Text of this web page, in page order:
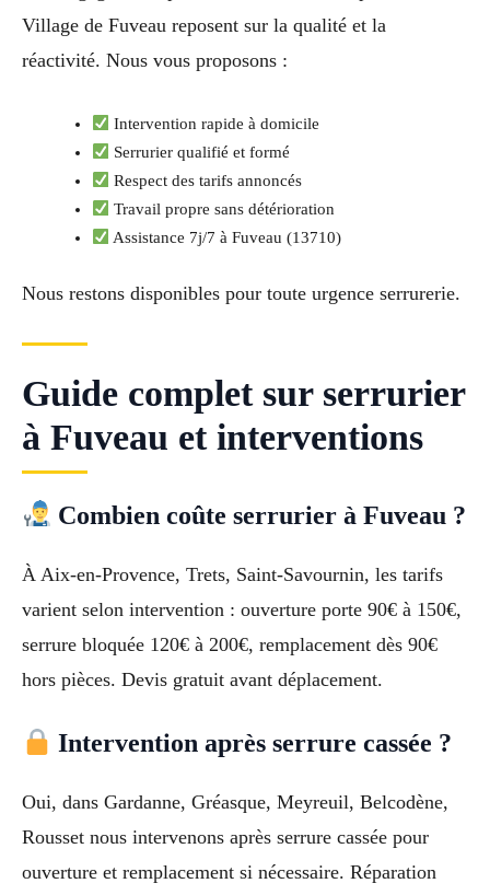
Village de Fuveau reposent sur la qualité et la
réactivité. Nous vous proposons :
Intervention rapide à domicile
Serrurier qualifié et formé
Respect des tarifs annoncés
Travail propre sans détérioration
Assistance 7j/7 à Fuveau (13710)
Nous restons disponibles pour toute urgence serrurerie.
Guide complet sur serrurier
à Fuveau et interventions
Combien coûte serrurier à Fuveau ?
À Aix-en-Provence, Trets, Saint-Savournin, les tarifs
varient selon intervention : ouverture porte 90€ à 150€,
serrure bloquée 120€ à 200€, remplacement dès 90€
hors pièces. Devis gratuit avant déplacement.
Intervention après serrure cassée ?
Oui, dans Gardanne, Gréasque, Meyreuil, Belcodène,
Rousset nous intervenons après serrure cassée pour
ouverture et remplacement si nécessaire. Réparation